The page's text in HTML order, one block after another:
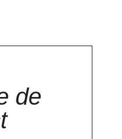
de